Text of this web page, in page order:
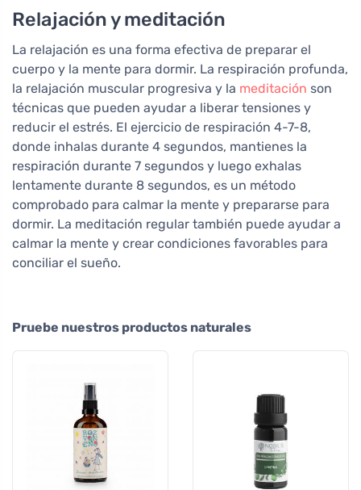
Relajación y meditación
La relajación es una forma efectiva de preparar el
cuerpo y la mente para dormir. La respiración profunda,
la relajación muscular progresiva y la meditación son
técnicas que pueden ayudar a liberar tensiones y
reducir el estrés. El ejercicio de respiración 4-7-8,
donde inhalas durante 4 segundos, mantienes la
respiración durante 7 segundos y luego exhalas
lentamente durante 8 segundos, es un método
comprobado para calmar la mente y prepararse para
dormir. La meditación regular también puede ayudar a
calmar la mente y crear condiciones favorables para
conciliar el sueño.
Pruebe nuestros productos naturales